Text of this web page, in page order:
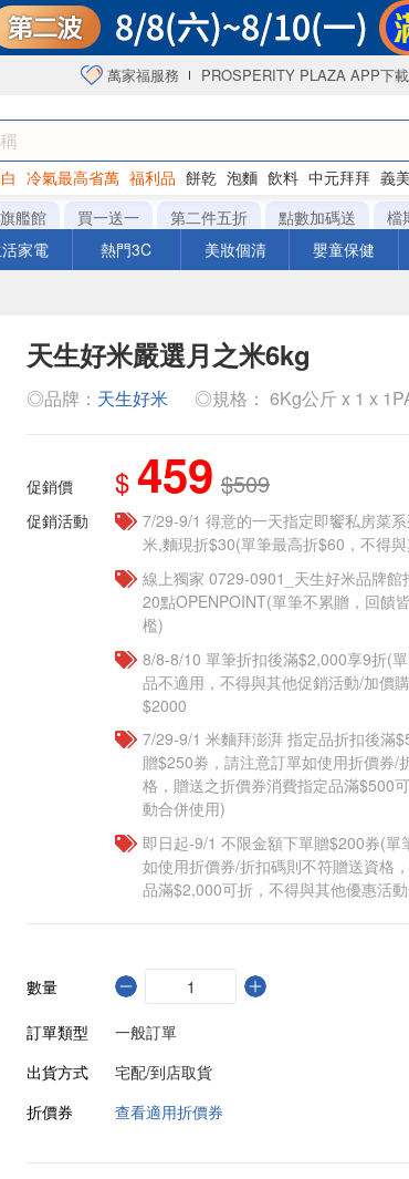
萬家福服務 PROSPERITY PLAZA APP下載
冷氣最高省萬 福利品 餅乾 泡麵 飲料 中元拜拜 義美
艦館 買一送一 第二件五折 點數加碼送 檔
家電 熱門3C 美妝個清 嬰童保健
天生好米嚴選月之米6kg
◎品牌： 天生好米 ◎規格： 6Kg公斤 x 1 x
促銷價 $ 459 $509
促銷活動
7/29-9/1 得意的一天指定即饗私房菜
米,麵現折$30(單筆最高折$60，不得
線上獨家 0729-0901_天生好米品牌
20點OPENPOINT(單筆不累贈，回饋
檻)
8/8-8/10 單筆折扣後滿$2,000享9折(
品不適用，不得與其他促銷活動/加價
$2000
7/29-9/1 米麵拜澎湃 指定品折扣後滿
贈$250劵，請注意訂單如使用折價券/
格，贈送之折價券消費指定品滿$500
動合併使用)
即日起-9/1 不限金額下單贈$200券(單
如使用折價券/折扣碼則不符贈送資格
品滿$2,000可折，不得與其他優惠活
數量
訂單類型
一般訂單
出貨方式
宅配/到店取貨
折價券
查看適用折價券